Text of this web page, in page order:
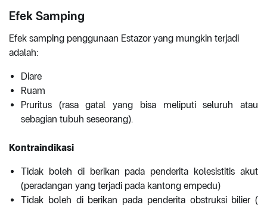
Efek Samping
Efek samping penggunaan Estazor yang mungkin terjadi
adalah:
Diare
Ruam
Pruritus (rasa gatal yang bisa meliputi seluruh atau
sebagian tubuh seseorang).
Kontraindikasi
Tidak boleh di berikan pada penderita kolesistitis akut
(peradangan yang terjadi pada kantong empedu)
Tidak boleh di berikan pada penderita obstruksi bilier (